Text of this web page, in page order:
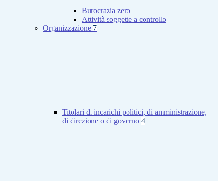
Burocrazia zero
Attività soggette a controllo
Organizzazione 7
Titolari di incarichi politici, di amministrazione,
di direzione o di governo 4